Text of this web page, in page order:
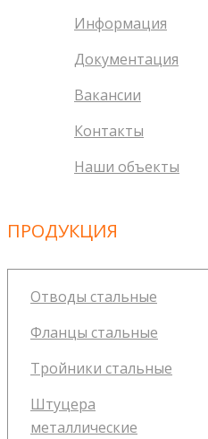
Информация
Документация
Вакансии
Контакты
Наши объекты
ПРОДУКЦИЯ
Отводы стальные
Фланцы стальные
Тройники стальные
Штуцера
металлические